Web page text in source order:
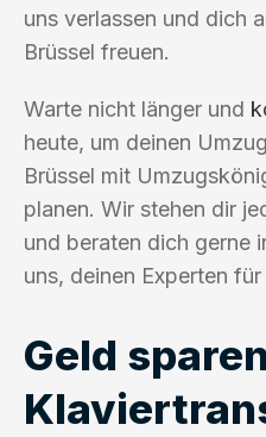
uns verlassen und dich
Brüssel freuen.
Warte nicht länger und
heute, um deinen
Brüssel mit
planen. Wir stehen dir
und beraten dich gerne
uns, deinen Experten
Geld